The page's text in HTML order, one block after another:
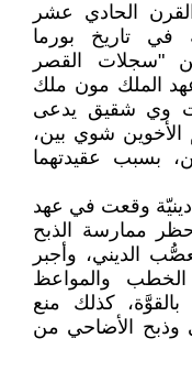
الحادي عشر
في تاريخ بورما
"سجلات القصر
الملك مون ملك
1050. كان لبيات وي شقيق يدعى
الأخوين شوي بين،
بسبب عقيدتهما
دينيّة وقعت في عهد
"1550-1589"، فقد حظر ممارسة الذبح
الديني، وأجبر
الخطب والمواعظ
بالقوَّة، كذلك منع
وذبح الأضاحي من